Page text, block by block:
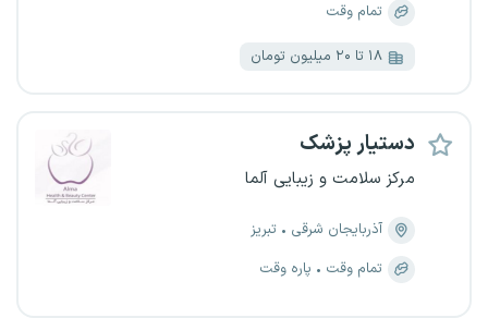
تمام وقت
۱۸ تا ۲۰ میلیون تومان
دستیار پزشک
مرکز سلامت و‌ زیبایی آلما
آذربایجان شرقی
تبریز
تمام وقت
پاره وقت